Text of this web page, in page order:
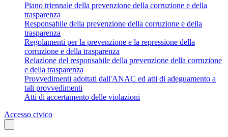
Piano triennale della prevenzione della corruzione e della
trasparenza
Responsabile della prevenzione della corruzione e della
trasparenza
Regolamenti per la prevenzione e la repressione della
corruzione e della trasparenza
Relazione del responsabile della prevenzione della corruzione
e della trasparenza
Provvedimenti adottati dall'ANAC ed atti di adeguamento a
tali provvedimenti
Atti di accertamento delle violazioni
Accesso civico